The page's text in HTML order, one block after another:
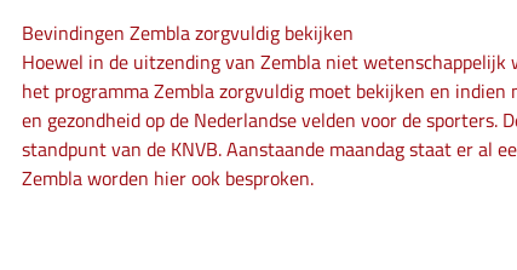
Bevindingen Zembla zorgvuldig bekijken
Hoewel in de uitzending van Zembla niet
het programma Zembla zorgvuldig moet bekijken en
en gezondheid op de Nederlandse velden voor de
standpunt van de KNVB. Aanstaande maandag staat er al
Zembla worden hier ook besproken.